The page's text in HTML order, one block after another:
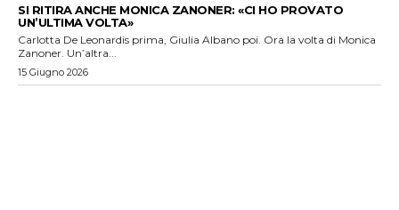
SI RITIRA ANCHE MONICA ZANONER: «CI HO PROVATO
UN’ULTIMA VOLTA»
Carlotta De Leonardis prima, Giulia Albano poi. Ora la volta di Monica
Zanoner. Un’altra...
15 Giugno 2026